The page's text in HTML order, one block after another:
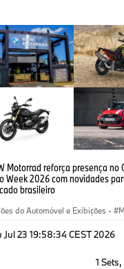
Motorrad reforça presença no
Week 2026 com novidades
brasileiro
do Automóvel e Exibições ·
Jul 23 19:58:34 CEST 2026
1